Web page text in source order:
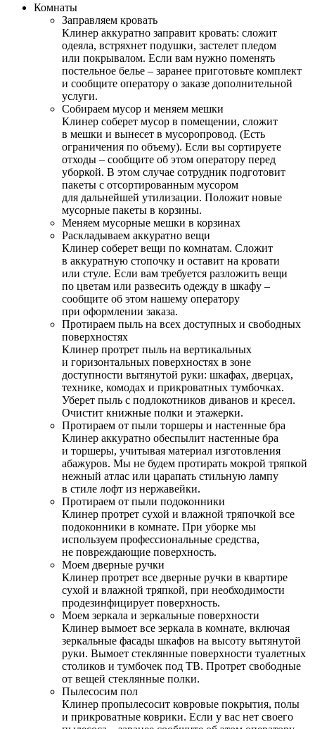
Комнаты
Заправляем кровать
Клинер аккуратно заправит кровать: сложит
одеяла, встряхнет подушки, застелет пледом
или покрывалом. Если вам нужно поменять
постельное белье – заранее приготовьте комплект
и сообщите оператору о заказе дополнительной
услуги.
Собираем мусор и меняем мешки
Клинер соберет мусор в помещении, сложит
в мешки и вынесет в мусоропровод. (Есть
ограничения по объему). Если вы сортируете
отходы – сообщите об этом оператору перед
уборкой. В этом случае сотрудник подготовит
пакеты с отсортированным мусором
для дальнейшей утилизации. Положит новые
мусорные пакеты в корзины.
Меняем мусорные мешки в корзинах
Раскладываем аккуратно вещи
Клинер соберет вещи по комнатам. Сложит
в аккуратную стопочку и оставит на кровати
или стуле. Если вам требуется разложить вещи
по цветам или развесить одежду в шкафу –
сообщите об этом нашему оператору
при оформлении заказа.
Протираем пыль на всех доступных и свободных
поверхностях
Клинер протрет пыль на вертикальных
и горизонтальных поверхностях в зоне
доступности вытянутой руки: шкафах, дверцах,
технике, комодах и прикроватных тумбочках.
Уберет пыль с подлокотников диванов и кресел.
Очистит книжные полки и этажерки.
Протираем от пыли торшеры и настенные бра
Клинер аккуратно обеспылит настенные бра
и торшеры, учитывая материал изготовления
абажуров. Мы не будем протирать мокрой тряпкой
нежный атлас или царапать стильную лампу
в стиле лофт из нержавейки.
Протираем от пыли подоконники
Клинер протрет сухой и влажной тряпочкой все
подоконники в комнате. При уборке мы
используем профессиональные средства,
не повреждающие поверхность.
Моем дверные ручки
Клинер протрет все дверные ручки в квартире
сухой и влажной тряпкой, при необходимости
продезинфицирует поверхность.
Моем зеркала и зеркальные поверхности
Клинер вымоет все зеркала в комнате, включая
зеркальные фасады шкафов на высоту вытянутой
руки. Вымоет стеклянные поверхности туалетных
столиков и тумбочек под ТВ. Протрет свободные
от вещей стеклянные полки.
Пылесосим пол
Клинер пропылесосит ковровые покрытия, полы
и прикроватные коврики. Если у вас нет своего